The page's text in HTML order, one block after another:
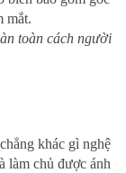
toàn cách người
khác gì nghệ
làm chủ được ánh